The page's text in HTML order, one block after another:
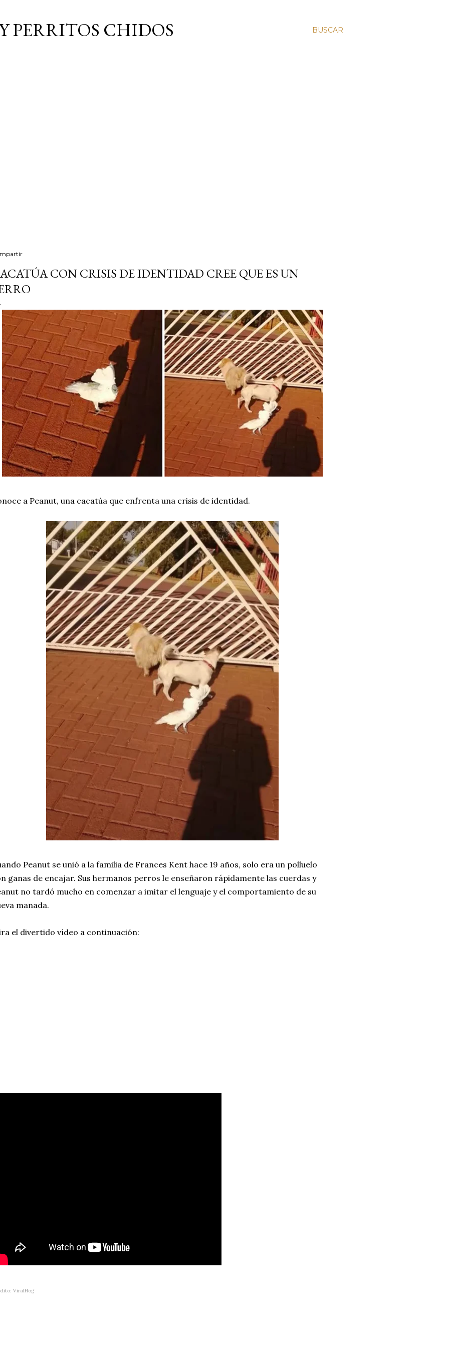
BUSCAR
PERRITOS CHIDOS
CON CRISIS DE IDENTIDAD CREE QUE ES UN
a Peanut, una cacatúa que enfrenta una crisis de identidad.
Peanut se unió a la familia de Frances Kent hace 19 años, solo era un polluelo
ganas de encajar. Sus hermanos perros le enseñaron rápidamente las cuerdas y
no tardó mucho en comenzar a imitar el lenguaje y el comportamiento de su
manada.
el divertido vídeo a continuación:
ViralHog